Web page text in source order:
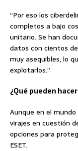
“Por eso los
completos a bajo
unitario. Se han
datos con cientos
muy asequibles, lo
explotarlos.”
¿Qué pueden
Aunque en el
virajes en cuestión
opciones para
ESET.